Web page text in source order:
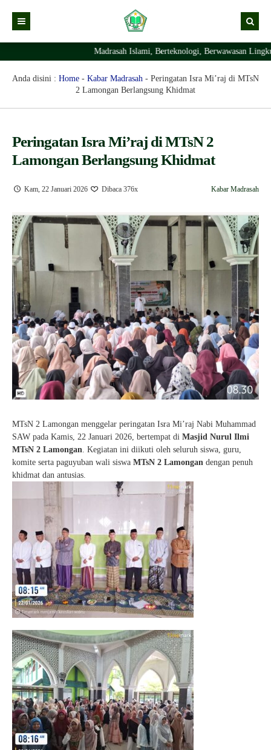
Kabar Madrasah
Profil Madrasah
Ekstrakurikuler Madrasah
Prestasi Madrasah
KURIKULUM
Struktur Organisasi Madrasah
Madrasah Islami, Berteknologi, Berwawasan
Anda disini : Home - Kabar Madrasah - Peringatan Isra Mi’raj di MTsN
2 Lamongan Berlangsung Khidmat
Peringatan Isra Mi’raj di MTsN 2
Lamongan Berlangsung Khidmat
Kam, 22 Januari 2026 Dibaca 376x Kabar Madrasah
MTsN 2 Lamongan menggelar peringatan Isra Mi’raj Nabi Muhammad
SAW pada Kamis, 22 Januari 2026, bertempat di Masjid Nurul Ilmi
MTsN 2 Lamongan. Kegiatan ini diikuti oleh seluruh siswa, guru,
komite serta paguyuban wali siswa MTsN 2 Lamongan dengan penuh
khidmat dan antusias.